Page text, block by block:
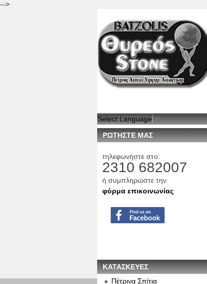
-->
Select Language▼
ΡΩΤΗΣΤΕ ΜΑΣ
τηλεφωνήστε στο:
2310 682007
ή συμπληρώστε την
φόρμα επικοινωνίας
ΚΑΤΑΣΚΕΥΕΣ
Πέτρινα Σπίτια